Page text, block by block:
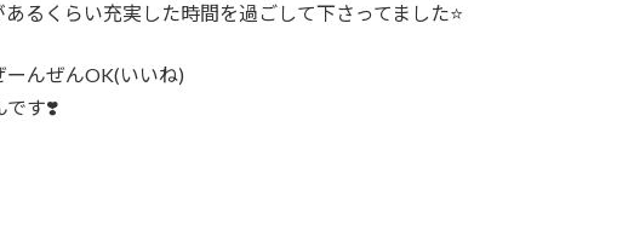
るくらい充実した時間を過ごして下さってました⭐️
ーんぜんOK(いいね)
です❣️